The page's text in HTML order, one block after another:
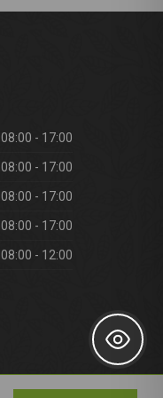
08:00 - 17:00
08:00 - 17:00
08:00 - 17:00
08:00 - 17:00
08:00 - 12:00